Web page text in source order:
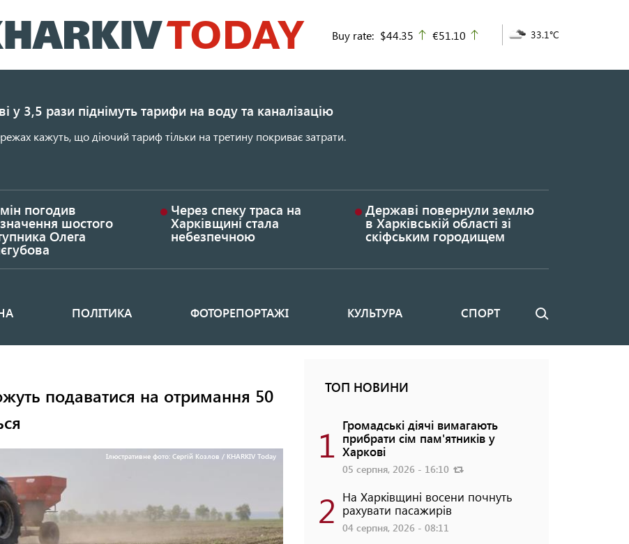
до
основного
Buy rate: $44.35 up
€51.10 33.1°C
у 3,5 рази піднімуть тарифи на воду та каналізацію
кажуть, що діючий тариф тільки на третину покриває затрати.
погодив
шостого
Олега
Через спеку траса на
Харківщині стала
небезпечною
Державі повернули землю
в Харківській області зі
скіфським городищем
ПОЛІТИКА ФОТОРЕПОРТАЖІ КУЛЬТУРА СПОРТ Пошук
подаватися на отримання 50
Ілюстративне фото: Сергій Козлов / KHARKIV Today
ТОП НОВИНИ
1 Громадські діячі вимагають
прибрати сім пам'ятників у
Харкові
05 серпня, 2026 - 16:10
2 На Харківщині восени почнуть
рахувати пасажирів
04 серпня, 2026 - 08:11